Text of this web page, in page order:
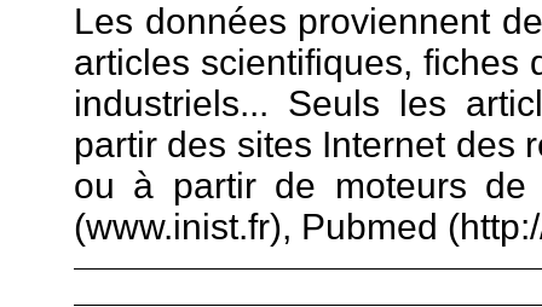
Les données proviennent
articles scientifiques, fiches
industriels... Seuls les
partir des sites Internet des
ou à partir de moteurs de
(www.inist.fr), Pubmed